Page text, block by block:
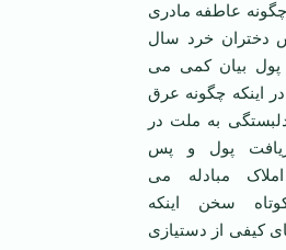
چگونه عاطفه مادری
دختران خرد سال
پول بیان کمی می
در اینکه چگونه عرق
به ملت در
پول و پس
مبادله می
سخن اینکه
کیفی از دستیازی